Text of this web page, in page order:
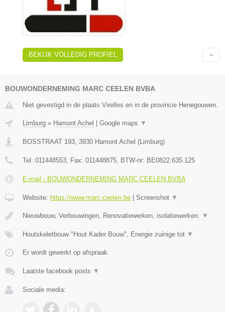
BEKIJK VOLLEDIG PROFIEL
BOUWONDERNEMING MARC CEELEN BVBA
Niet gevestigd in de plaats Virelles en in de provincie Henegouwen.
Limburg » Hamont Achel Google maps ▼
BOSSTRAAT 193, 3930 Hamont Achel (Limburg)
Tel: 011448553, Fax: 011448875, BTW-nr: BE0822.635.125
E-mail › BOUWONDERNEMING MARC CEELEN BVBA
Website: https://www.marc-ceelen.be Screenshot ▼
Nieuwbouw, Verbouwingen, Renovatiewerken, isolatiewerken. ▼
Houtskeletbouw "Hout Kader Bouw", Energie zuinige tot ▼
Er wordt gewerkt op afspraak.
Laatste facebook posts ▼
Sociale media: